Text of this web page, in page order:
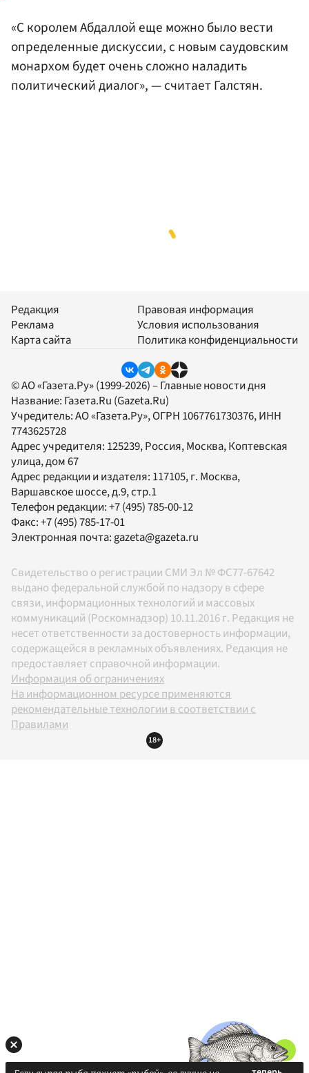
«С королем Абдаллой еще можно было вести
определенные дискуссии, с новым саудовским
монархом будет очень сложно наладить
политический диалог», — считает Галстян.
Редакция
Реклама
Карта сайта
Правовая информация
Условия использования
Политика конфиденциальности
© АО «Газета.Ру» (1999-2026) – Главные новости дня
Название: Газета.Ru (Gazeta.Ru)
Учредитель:АО «Газета.Ру», ОГРН 1067761730376, ИНН
7743625728
Адрес учредителя: 125239, Россия, Москва, Коптевская
улица, дом 67
Адрес редакции и издателя: 117105, г. Москва,
Варшавское шоссе, д.9, стр.1
Телефон редакции:+7 (495) 785-00-12
Факс:+7 (495) 785-17-01
Электронная почта:gazeta@gazeta.ru
Свидетельство о регистрации СМИ Эл № ФС77-67642
выдано федеральной службой по надзору в сфере
связи, информационных технологий и массовых
коммуникаций (Роскомнадзор) 10.11.2016 г. Редакция не
несет ответственности за достоверность информации,
содержащейся в рекламных объявлениях. Редакция не
предоставляет справочной информации.
Информация об ограничениях
На информационном ресурсе применяются
рекомендательные технологии в соответствии с
Правилами
18+